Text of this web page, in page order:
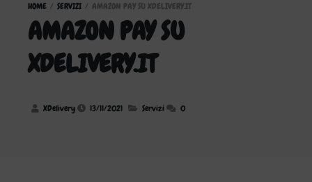
HOME / SERVIZI / AMAZON PAY SU XDELIVERY.IT
AMAZON PAY SU
XDELIVERY.IT
XDelivery 13/11/2021 Servizi 0